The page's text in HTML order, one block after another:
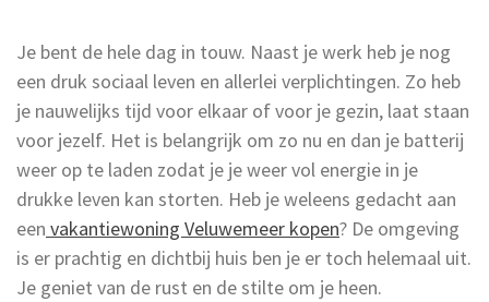
Je bent de hele dag in touw. Naast je werk heb je nog
een druk sociaal leven en allerlei verplichtingen. Zo heb
je nauwelijks tijd voor elkaar of voor je gezin, laat staan
voor jezelf. Het is belangrijk om zo nu en dan je batterij
weer op te laden zodat je je weer vol energie in je
drukke leven kan storten. Heb je weleens gedacht aan
een vakantiewoning Veluwemeer kopen? De omgeving
is er prachtig en dichtbij huis ben je er toch helemaal uit.
Je geniet van de rust en de stilte om je heen.